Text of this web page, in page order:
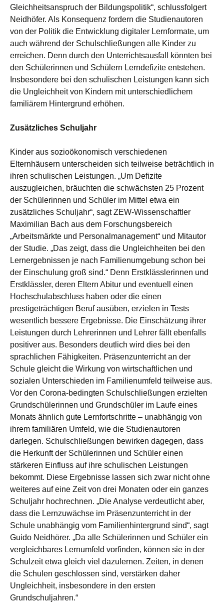
Gleichheitsanspruch der Bildungspolitik“, schlussfolgert
Neidhöfer. Als Konsequenz fordern die Studienautoren
von der Politik die Entwicklung digitaler Lernformate, um
auch während der Schulschließungen alle Kinder zu
erreichen. Denn durch den Unterrichtsausfall könnten bei
den Schülerinnen und Schülern Lerndefizite entstehen.
Insbesondere bei den schulischen Leistungen kann sich
die Ungleichheit von Kindern mit unterschiedlichem
familiärem Hintergrund erhöhen.
Zusätzliches Schuljahr
Kinder aus sozioökonomisch verschiedenen
Elternhäusern unterscheiden sich teilweise beträchtlich in
ihren schulischen Leistungen. „Um Defizite
auszugleichen, bräuchten die schwächsten 25 Prozent
der Schülerinnen und Schüler im Mittel etwa ein
zusätzliches Schuljahr“, sagt ZEW-Wissenschaftler
Maximilian Bach aus dem Forschungsbereich
„Arbeitsmärkte und Personalmanagement“ und Mitautor
der Studie. „Das zeigt, dass die Ungleichheiten bei den
Lernergebnissen je nach Familienumgebung schon bei
der Einschulung groß sind.“ Denn Erstklässlerinnen und
Erstklässler, deren Eltern Abitur und eventuell einen
Hochschulabschluss haben oder die einen
prestigeträchtigen Beruf ausüben, erzielen in Tests
wesentlich bessere Ergebnisse. Die Einschätzung ihrer
Leistungen durch Lehrerinnen und Lehrer fällt ebenfalls
positiver aus. Besonders deutlich wird dies bei den
sprachlichen Fähigkeiten. Präsenzunterricht an der
Schule gleicht die Wirkung von wirtschaftlichen und
sozialen Unterschieden im Familienumfeld teilweise aus.
Vor den Corona-bedingten Schulschließungen erzielten
Grundschülerinnen und Grundschüler im Laufe eines
Monats ähnlich gute Lernfortschritte – unabhängig von
ihrem familiären Umfeld, wie die Studienautoren
darlegen. Schulschließungen bewirken dagegen, dass
die Herkunft der Schülerinnen und Schüler einen
stärkeren Einfluss auf ihre schulischen Leistungen
bekommt. Diese Ergebnisse lassen sich zwar nicht ohne
weiteres auf eine Zeit von drei Monaten oder ein ganzes
Schuljahr hochrechnen. „Die Analyse verdeutlicht aber,
dass die Lernzuwächse im Präsenzunterricht in der
Schule unabhängig vom Familienhintergrund sind“, sagt
Guido Neidhörer. „Da alle Schülerinnen und Schüler ein
vergleichbares Lernumfeld vorfinden, können sie in der
Schulzeit etwa gleich viel dazulernen. Zeiten, in denen
die Schulen geschlossen sind, verstärken daher
Ungleichheit, insbesondere in den ersten
Grundschuljahren.“